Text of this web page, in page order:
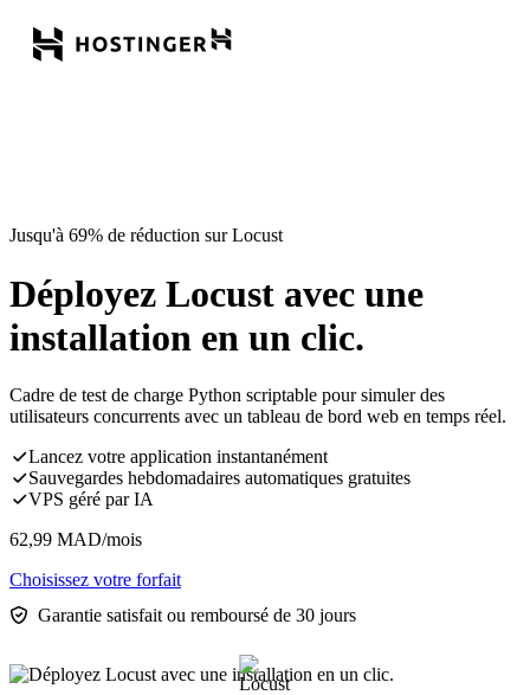
Jusqu'à 69% de réduction sur Locust
Déployez Locust avec une
installation en un clic.
Cadre de test de charge Python scriptable pour simuler des
utilisateurs concurrents avec un tableau de bord web en temps réel.
Lancez votre application instantanément
Sauvegardes hebdomadaires automatiques gratuites
VPS géré par IA
62,99 MAD/mois
Choisissez votre forfait
Garantie satisfait ou remboursé de 30 jours